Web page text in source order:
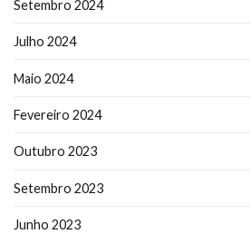
Setembro 2024
Julho 2024
Maio 2024
Fevereiro 2024
Outubro 2023
Setembro 2023
Junho 2023